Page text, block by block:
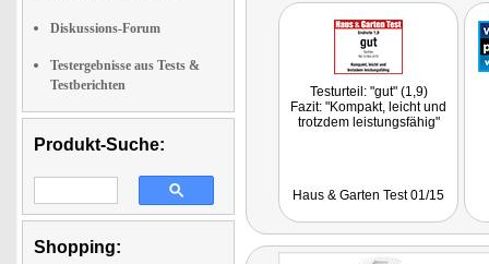
Diskussions-Forum
Testergebnisse aus Tests &
Testberichten
Produkt-Suche:
Shopping:
Testurteil: "gut" (1,9)
Fazit: "Kompakt, leicht und
trotzdem leistungsfähig"
Haus & Garten Test 01/15